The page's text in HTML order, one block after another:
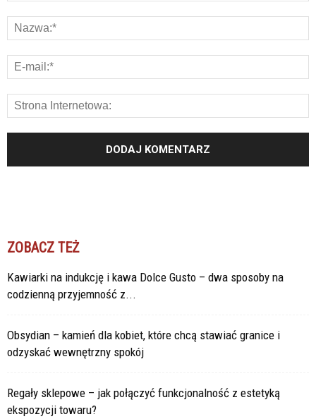
ZOBACZ TEŻ
Kawiarki na indukcję i kawa Dolce Gusto – dwa sposoby na
codzienną przyjemność z...
Obsydian – kamień dla kobiet, które chcą stawiać granice i
odzyskać wewnętrzny spokój
Regały sklepowe – jak połączyć funkcjonalność z estetyką
ekspozycji towaru?